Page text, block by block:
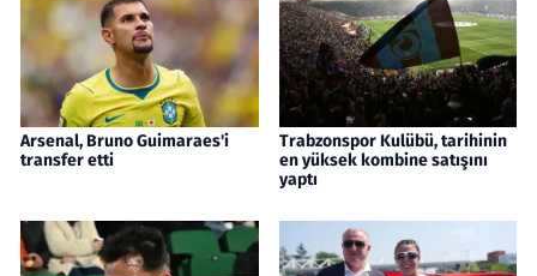
Arsenal, Bruno Guimaraes'i
transfer etti
Trabzonspor Kulübü, tarihinin
en yüksek kombine satışını
yaptı